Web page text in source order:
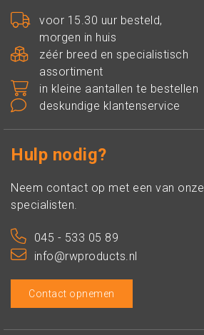
voor 15.30 uur besteld,
morgen in huis
zéér breed en specialistisch
assortiment
in kleine aantallen te bestellen
deskundige klantenservice
Hulp nodig?
Neem contact op met een van onze
specialisten.
045 - 533 05 89
info@rwproducts.nl
Contact opnemen